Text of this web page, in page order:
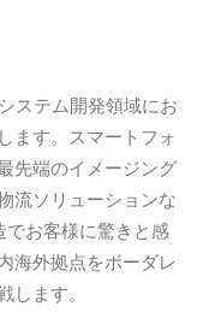
ステム開発領域にお
ます。スマートフォ
先端のイメージング
流ソリューションな
でお客様に驚きと感
海外拠点をボーダレ
ます。